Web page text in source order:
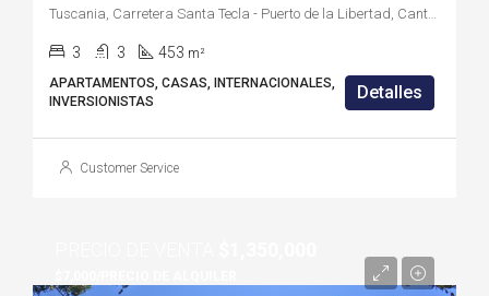
Tuscania, Carretera Santa Tecla - Puerto de la Libertad, Cantón El Barrillo, Residencial Los Sueños, Zaragoza, La Libertad Este, La Libertad, 1114, El Salvador
3 3 453 m²
APARTAMENTOS, CASAS, INTERNACIONALES,
INVERSIONISTAS
Detalles
Customer Service